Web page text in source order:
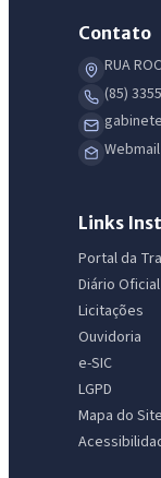
Contato
RUA
(85)
Links
Portal da
Diário Oficial
Licitações
Ouvidoria
e-SIC
LGPD
Mapa do Site
IntGest AI
Assistente do